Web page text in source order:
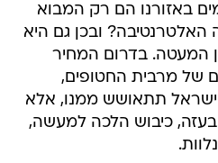
באזורנו הם רק המבוא
ובכן גם היא
המעטה. בדרום המחיר
של מרבית החטופים,
תתאושש ממנו, אלא
בעזה, כיבוש הלכה למעשה,